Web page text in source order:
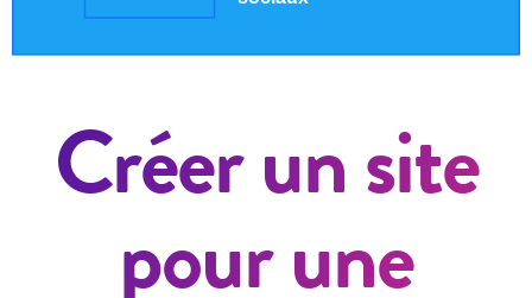
Créer un site
pour une